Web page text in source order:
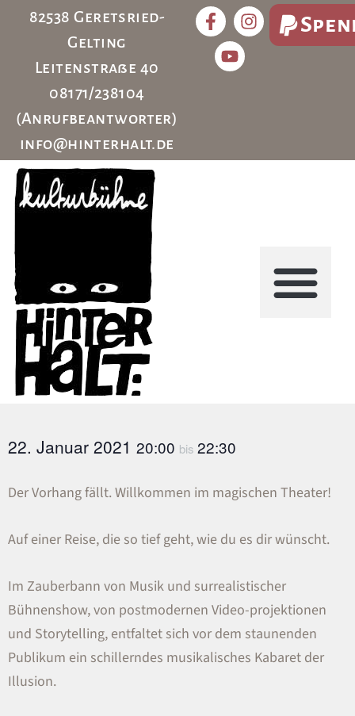
82538 Geretsried-
Gelting
Leitenstraße 40
08171/238104
(Anrufbeantworter)
info@hinterhalt.de
22. Januar 2021 20:00 bis 22:30
Der Vorhang fällt. Willkommen im magischen Theater!
Auf einer Reise, die so tief geht, wie du es dir wünscht.
Im Zauberbann von Musik und surrealistischer
Bühnenshow, von postmodernen Video-projektionen
und Storytelling, entfaltet sich vor dem staunenden
Publikum ein schillerndes musikalisches Kabaret der
Illusion.